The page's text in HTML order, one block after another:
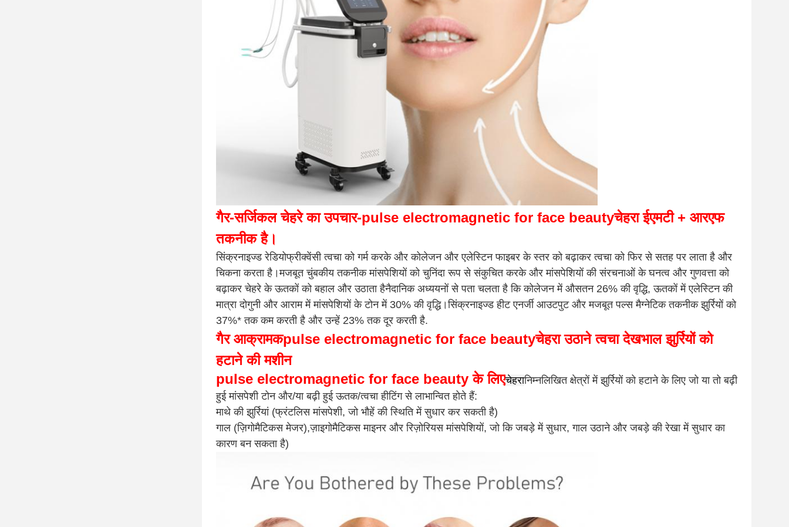
गैर-सर्जिकल चेहरे का उपचार-pulse electromagnetic for face beautyचेहरा ईएमटी + आरएफ
तकनीक है।
सिंक्रनाइज्ड रेडियोफ्रीक्वेंसी त्वचा को गर्म करके और कोलेजन और एलेस्टिन फाइबर के स्तर को बढ़ाकर त्वचा को फिर से सतह पर लाता है और
चिकना करता है।मजबूत चुंबकीय तकनीक मांसपेशियों को चुनिंदा रूप से संकुचित करके और मांसपेशियों की संरचनाओं के घनत्व और गुणवत्ता को
बढ़ाकर चेहरे के ऊतकों को बहाल और उठाता हैनैदानिक अध्ययनों से पता चलता है कि कोलेजन में औसतन 26% की वृद्धि, ऊतकों में एलेस्टिन की
मात्रा दोगुनी और आराम में मांसपेशियों के टोन में 30% की वृद्धि।सिंक्रनाइज्ड हीट एनर्जी आउटपुट और मजबूत पल्स मैग्नेटिक तकनीक झुर्रियों को
37%* तक कम करती है और उन्हें 23% तक दूर करती है.
गैर आक्रामकpulse electromagnetic for face beautyचेहरा उठाने त्वचा देखभाल झुर्रियों को
हटाने की मशीन
pulse electromagnetic for face beauty के लिएचेहरानिम्नलिखित क्षेत्रों में झुर्रियों को हटाने के लिए जो या तो बढ़ी
हुई मांसपेशी टोन और/या बढ़ी हुई ऊतक/त्वचा हीटिंग से लाभान्वित होते हैं:
माथे की झुर्रियां (फ्रंटलिस मांसपेशी, जो भौहें की स्थिति में सुधार कर सकती है)
गाल (ज़िगोमैटिकस मेजर),ज़ाइगोमैटिकस माइनर और रिज़ोरियस मांसपेशियों, जो कि जबड़े में सुधार, गाल उठाने और जबड़े की रेखा में सुधार का
कारण बन सकता है)